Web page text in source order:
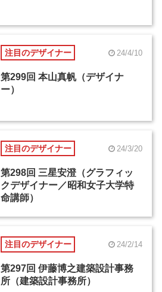
注目のデザイナー 24/4/10
第299回 本山真帆（デザイナ
ー）
注目のデザイナー 24/3/20
第298回 三星安澄（グラフィッ
クデザイナー／昭和女子大学特
命講師）
注目のデザイナー 24/2/14
第297回 伊藤博之建築設計事務
所（建築設計事務所）